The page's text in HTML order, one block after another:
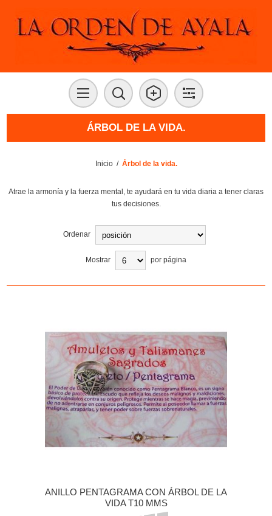
ÁRBOL DE LA VIDA.
Inicio / Árbol de la vida.
Atrae la armonía y la fuerza mental, te ayudará en tu vida diaria a tener claras
tus decisiones.
Ordenar
Mostrar por página
ANILLO PENTAGRAMA CON ÁRBOL DE LA
VIDA T10 MMS